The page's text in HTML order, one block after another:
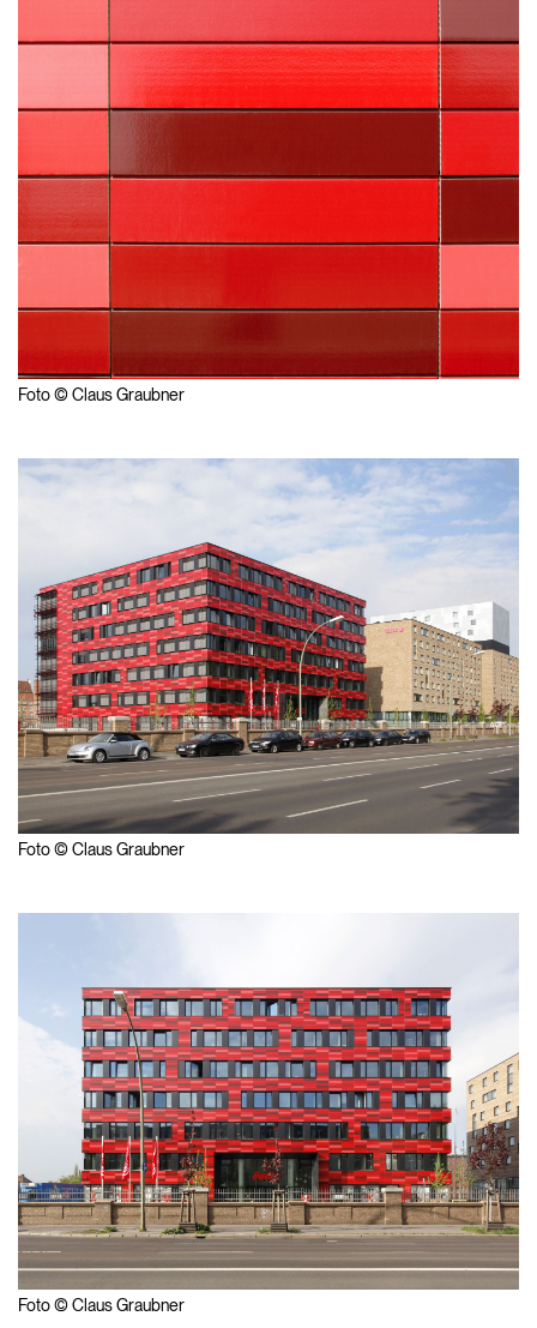
Foto © Claus Graubner
Foto © Claus Graubner
Foto © Claus Graubner